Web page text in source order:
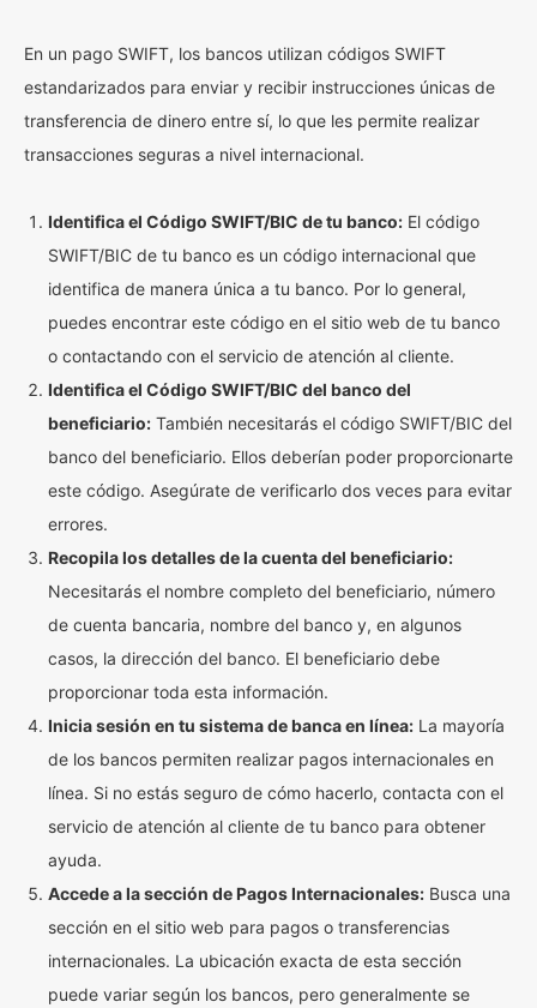
En un pago SWIFT, los bancos utilizan códigos SWIFT
estandarizados para enviar y recibir instrucciones únicas de
transferencia de dinero entre sí, lo que les permite realizar
transacciones seguras a nivel internacional.
Identifica el Código SWIFT/BIC de tu banco: El código
SWIFT/BIC de tu banco es un código internacional que
identifica de manera única a tu banco. Por lo general,
puedes encontrar este código en el sitio web de tu banco
o contactando con el servicio de atención al cliente.
Identifica el Código SWIFT/BIC del banco del
beneficiario: También necesitarás el código SWIFT/BIC del
banco del beneficiario. Ellos deberían poder proporcionarte
este código. Asegúrate de verificarlo dos veces para evitar
errores.
Recopila los detalles de la cuenta del beneficiario:
Necesitarás el nombre completo del beneficiario, número
de cuenta bancaria, nombre del banco y, en algunos
casos, la dirección del banco. El beneficiario debe
proporcionar toda esta información.
Inicia sesión en tu sistema de banca en línea: La mayoría
de los bancos permiten realizar pagos internacionales en
línea. Si no estás seguro de cómo hacerlo, contacta con el
servicio de atención al cliente de tu banco para obtener
ayuda.
Accede a la sección de Pagos Internacionales: Busca una
sección en el sitio web para pagos o transferencias
internacionales. La ubicación exacta de esta sección
puede variar según los bancos, pero generalmente se